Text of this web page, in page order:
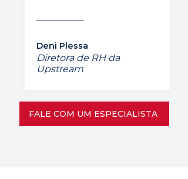
Deni Plessa
Diretora de RH da
Upstream
FALE COM UM ESPECIALISTA